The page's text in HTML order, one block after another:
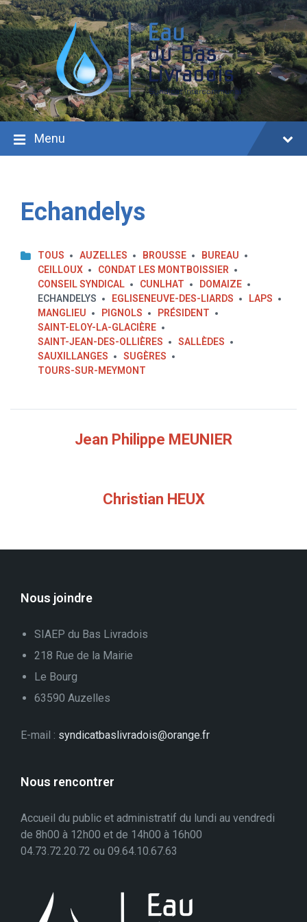
Aller
au
contenu
Passer
à
la
navigation
principale
Passer
au
pied
de
page
Menu
Echandelys
TOUS AUZELLES BROUSSE
BUREAU
CEILLOUX
CONDAT LES MONTBOISSIER
CONSEIL SYNDICAL
CUNLHAT
DOMAIZE
ECHANDELYS
EGLISENEUVE-DES-LIARDS
LAPS
MANGLIEU
PIGNOLS
PRÉSIDENT
SAINT-ELOY-LA-GLACIÈRE
SAINT-JEAN-DES-OLLIÈRES
SALLÈDES
SAUXILLANGES
SUGÈRES
TOURS-SUR-MEYMONT
Jean Philippe MEUNIER
Christian HEUX
Nous joindre
SIAEP du Bas Livradois
218 Rue de la Mairie
Le Bourg
63590 Auzelles
E-mail : syndicatbaslivradois@orange.fr
Nous rencontrer
Accueil du public et administratif du lundi au vendredi
de 8h00 à 12h00 et de 14h00 à 16h00
04.73.72.20.72 ou 09.64.10.67.63